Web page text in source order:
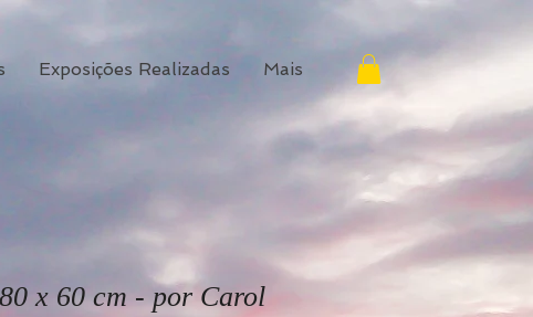
Exposições Realizadas Mais
x 60 cm - por Carol